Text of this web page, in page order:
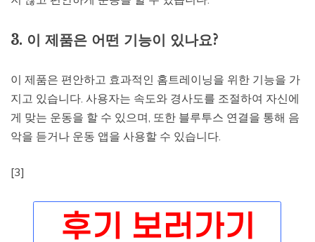
3. 이 제품은 어떤 기능이 있나요?
이 제품은 편안하고 효과적인 홈트레이닝을 위한 기능을 가
지고 있습니다. 사용자는 속도와 경사도를 조절하여 자신에
게 맞는 운동을 할 수 있으며, 또한 블루투스 연결을 통해 음
악을 듣거나 운동 앱을 사용할 수 있습니다.
[3]